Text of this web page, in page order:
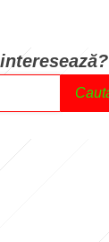
sează?